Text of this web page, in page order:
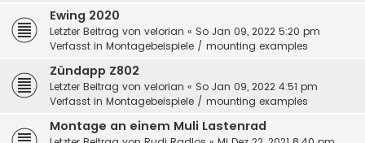
Ewing 2020
Letzter Beitrag von velorian « So Jan 09, 2022 5:20 pm
Verfasst in Montagebeispiele / mounting examples
Zündapp Z802
Letzter Beitrag von velorian « So Jan 09, 2022 4:51 pm
Verfasst in Montagebeispiele / mounting examples
Montage an einem Muli Lastenrad